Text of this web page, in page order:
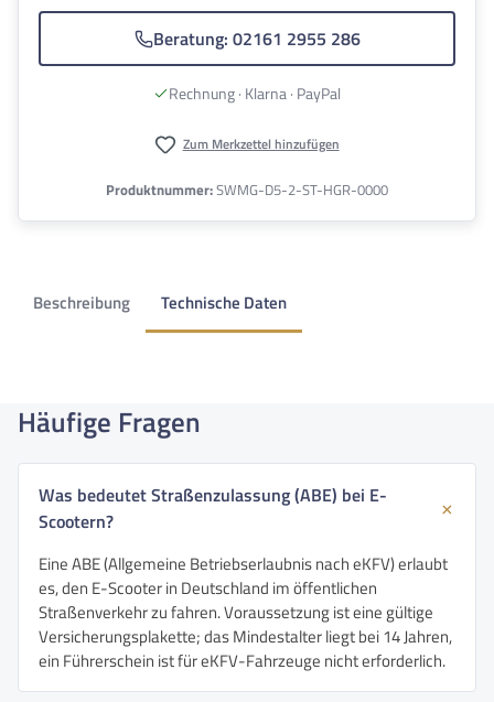
Beratung: 02161 2955 286
Rechnung · Klarna · PayPal
Zum Merkzettel hinzufügen
Produktnummer:SWMG-D5-2-ST-HGR-0000
Beschreibung Technische Daten
Häufige Fragen
Was bedeutet Straßenzulassung (ABE) bei E-
Scootern?
Eine ABE (Allgemeine Betriebserlaubnis nach eKFV) erlaubt
es, den E-Scooter in Deutschland im öffentlichen
Straßenverkehr zu fahren. Voraussetzung ist eine gültige
Versicherungsplakette; das Mindestalter liegt bei 14 Jahren,
ein Führerschein ist für eKFV-Fahrzeuge nicht erforderlich.